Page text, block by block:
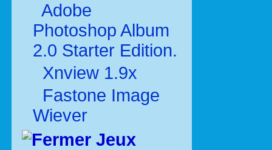
Adobe
Photoshop Album
2.0 Starter Edition.
Xnview 1.9x
Fastone Image
Wiever
Jeux